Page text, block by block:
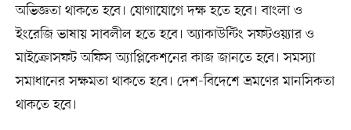
অভিজ্ঞতা থাকতে হবে। যোগাযোগে দক্ষ হতে হবে। বাংলা ও
ইংরেজি ভাষায় সাবলীল হতে হবে। অ্যাকাউন্টিং সফটওয়্যার ও
মাইক্রোসফট অফিস অ্যাপ্লিকেশনের কাজ জানতে হবে। সমস্যা
সমাধানের সক্ষমতা থাকতে হবে। দেশ-বিদেশে ভ্রমণের মানসিকতা
থাকতে হবে।